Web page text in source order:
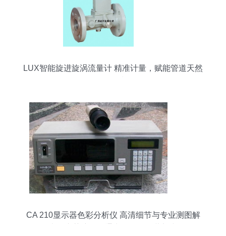
LUX智能旋进旋涡流量计 精准计量，赋能管道天然
CA 210显示器色彩分析仪 高清细节与专业测图解